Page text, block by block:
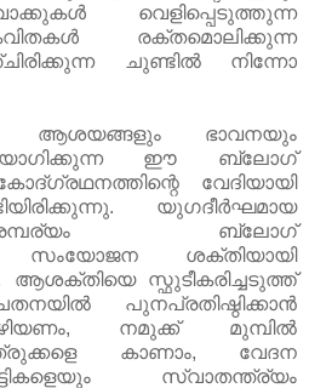
വെളിപ്പെടുത്തുന്ന
രക്തമൊലിക്കുന്ന
ചുണ്ടില്‍ നിന്നോ
ആശയങ്ങളും ഭാവനയും
ഈ ബ്ലോഗ്
വേദിയായി
യുഗദീര്‍ഘമായ
ബ്ലോഗ്
സംയോജന ശക്തിയായി
ആശക്തിയെ സ്ഫുടീകരിച്ചടുത്ത്
പുനപ്രതിഷ്ഠിക്കാന്‍
നമുക്ക് മുമ്പില്‍
കാണാം, വേദന
സ്വാതന്ത്ര്യം